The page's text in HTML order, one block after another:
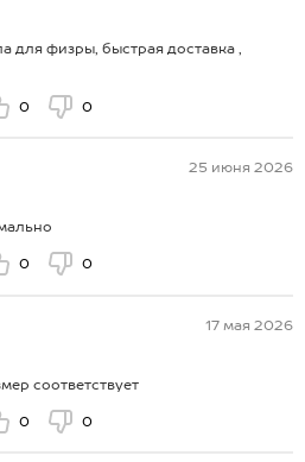
для физры, быстрая доставка ,
0 0
25 июня 2026
0 0
17 мая 2026
соответствует
0 0